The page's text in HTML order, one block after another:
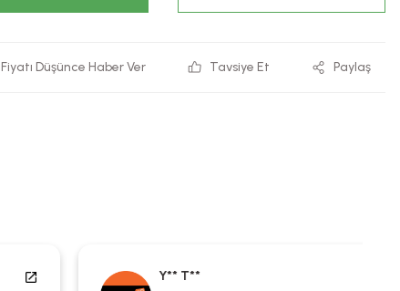
Fiyatı Düşünce Haber Ver Tavsiye Et Paylaş
Y** T**